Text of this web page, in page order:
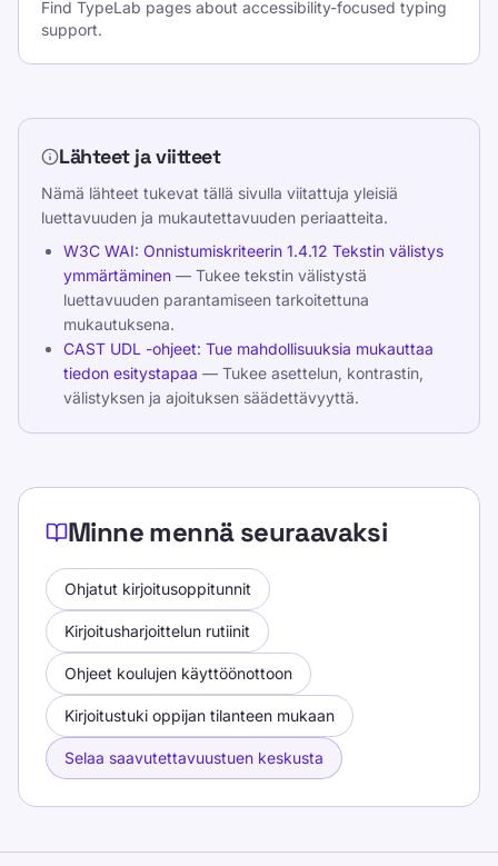
Find TypeLab pages about accessibility-focused typing
support.
Lähteet ja viitteet
Nämä lähteet tukevat tällä sivulla viitattuja yleisiä
luettavuuden ja mukautettavuuden periaatteita.
W3C WAI: Onnistumiskriteerin 1.4.12 Tekstin välistys
ymmärtäminen — Tukee tekstin välistystä
luettavuuden parantamiseen tarkoitettuna
mukautuksena.
CAST UDL -ohjeet: Tue mahdollisuuksia mukauttaa
tiedon esitystapaa — Tukee asettelun, kontrastin,
välistyksen ja ajoituksen säädettävyyttä.
Minne mennä seuraavaksi
Ohjatut kirjoitusoppitunnit
Kirjoitusharjoittelun rutiinit
Ohjeet koulujen käyttöönottoon
Kirjoitustuki oppijan tilanteen mukaan
Selaa saavutettavuustuen keskusta